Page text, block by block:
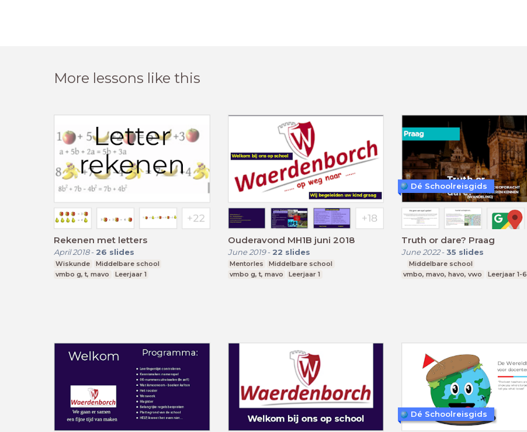
More lessons like this
Rekenen met letters
April 2018- 26 slides
Wiskunde
Middelbare school
vmbo g, t, mavo
Leerjaar 1
Ouderavond MH1B juni 2018
June 2019- 22 slides
Mentorles
Middelbare school
vmbo g, t, mavo
Leerjaar 1
Truth or dare? Praag
June 2022- 35 slides
Middelbare school
vmbo, mavo, havo, vwo
Leerjaar 1-6
Dé Schoolreisgids
Dé Schoolreisgids